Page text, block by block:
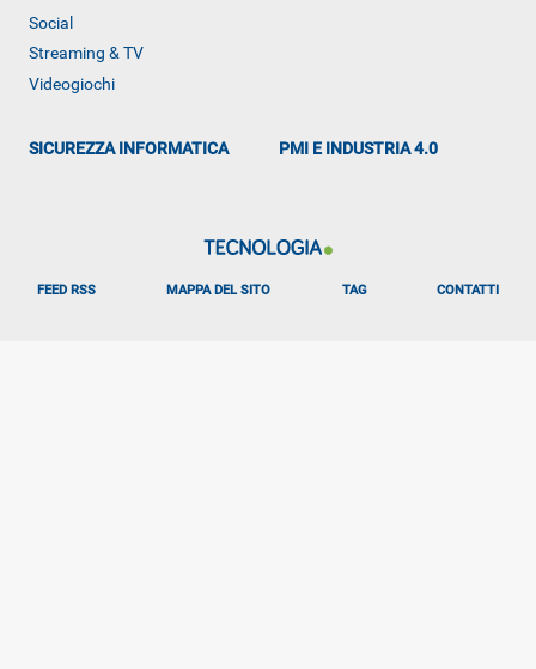
Social
Streaming & TV
Videogiochi
SICUREZZA INFORMATICA PMI E INDUSTRIA 4.0
FEED RSS MAPPA DEL SITO TAG CONTATTI